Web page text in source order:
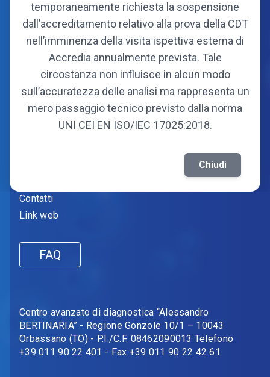
temporaneamente richiesta la sospensione
dall’accreditamento relativo alla prova della CDT
nell’imminenza della visita ispettiva esterna di
Accredia annualmente prevista. Tale
circostanza non influisce in alcun modo
sull’accuratezza delle analisi ma rappresenta un
mero passaggio tecnico previsto dalla norma
UNI CEI EN ISO/IEC 17025:2018.
Chiudi
Consorzio
Statuto
Soci fondatori
Soci attuali
Contatti
Link web
FAQ
Centro avanzato di diagnostica “Alessandro
BERTINARIA” - Regione Gonzole 10/1 – 10043
Orbassano (TO) - P.I./C.F. 08462090013 Telefono
+39 011 90 22 401 - Fax +39 011 90 22 42 61